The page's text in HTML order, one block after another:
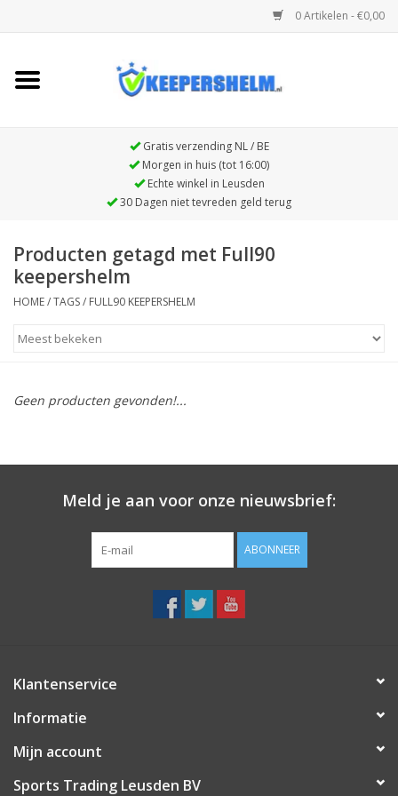
0 Artikelen - €0,00
Home
Full90 Premier beschermende
Gratis verzending NL / BE
Morgen in huis (tot 16:00)
Echte winkel in Leusden
30 Dagen niet tevreden geld terug
Producten getagd met Full90
keepershelm
HOME/TAGS/ FULL90 KEEPERSHELM
Geen producten gevonden!...
Meld je aan voor onze nieuwsbrief:
ABONNEER
Klantenservice
Informatie
Mijn account
Sports Trading Leusden BV